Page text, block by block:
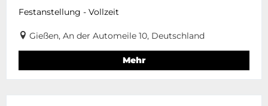
Festanstellung - Vollzeit
Gießen, An der Automeile 10, Deutschland
Mehr